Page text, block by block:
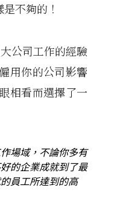
不夠的！
公司工作的經驗
用你的公司影響
相看而選擇了一
場域，不論你多有
的企業成就到了最
員工所達到的高